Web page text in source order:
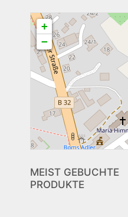
+
−
MEIST GEBUCHTE
PRODUKTE